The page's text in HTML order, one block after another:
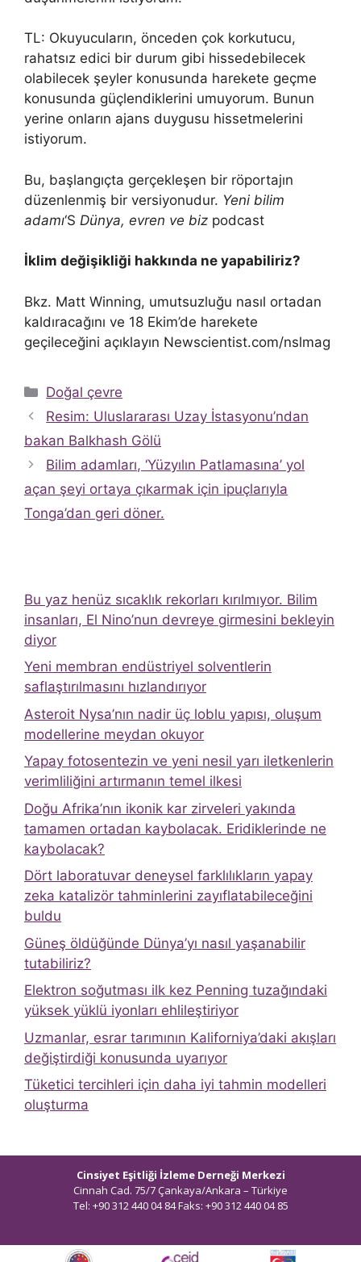
TL: Okuyucuların, önceden çok korkutucu,
rahatsız edici bir durum gibi hissedebilecek
olabilecek şeyler konusunda harekete geçme
konusunda güçlendiklerini umuyorum. Bunun
yerine onların ajans duygusu hissetmelerini
istiyorum.
Bu, başlangıçta gerçekleşen bir röportajın
düzenlenmiş bir versiyonudur. Yeni bilim
adamı‘S Dünya, evren ve biz podcast
İklim değişikliği hakkında ne yapabiliriz?
Bkz. Matt Winning, umutsuzluğu nasıl ortadan
kaldıracağını ve 18 Ekim’de harekete
geçileceğini açıklayın Newscientist.com/nslmag
Kategoriler
Doğal çevre
Resim: Uluslararası Uzay İstasyonu’ndan
bakan Balkhash Gölü
Bilim adamları, ‘Yüzyılın Patlamasına’ yol
açan şeyi ortaya çıkarmak için ipuçlarıyla
Tonga’dan geri döner.
Bu yaz henüz sıcaklık rekorları kırılmıyor. Bilim
insanları, El Nino’nun devreye girmesini bekleyin
diyor
Yeni membran endüstriyel solventlerin
saflaştırılmasını hızlandırıyor
Asteroit Nysa’nın nadir üç loblu yapısı, oluşum
modellerine meydan okuyor
Yapay fotosentezin ve yeni nesil yarı iletkenlerin
verimliliğini artırmanın temel ilkesi
Doğu Afrika’nın ikonik kar zirveleri yakında
tamamen ortadan kaybolacak. Eridiklerinde ne
kaybolacak?
Dört laboratuvar deneysel farklılıkların yapay
zeka katalizör tahminlerini zayıflatabileceğini
buldu
Güneş öldüğünde Dünya’yı nasıl yaşanabilir
tutabiliriz?
Elektron soğutması ilk kez Penning tuzağındaki
yüksek yüklü iyonları ehlileştiriyor
Uzmanlar, esrar tarımının Kaliforniya’daki akışları
değiştirdiği konusunda uyarıyor
Tüketici tercihleri ​​için daha iyi tahmin modelleri
oluşturma
Cinsiyet Eşitliği İzleme Derneği Merkezi
Cinnah Cad. 75/7 Çankaya/Ankara – Türkiye
Tel: +90 312 440 04 84 Faks: +90 312 440 04 85